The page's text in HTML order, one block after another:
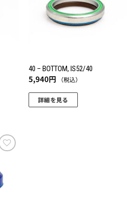
40 – BOTTOM, IS52/40
5,940円 （税込）
詳細を見る
りに
追加